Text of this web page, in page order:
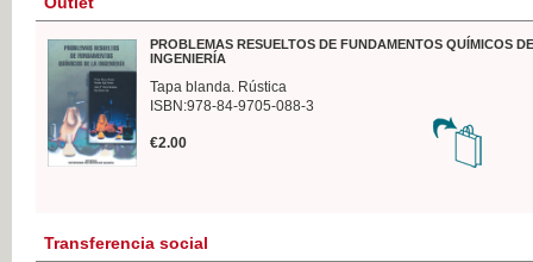
PROBLEMAS RESUELTOS DE FUNDAMENTOS QUÍMICOS
INGENIERÍA
Tapa blanda. Rústica
ISBN:978-84-9705-088-3
€2.00
Transferencia social